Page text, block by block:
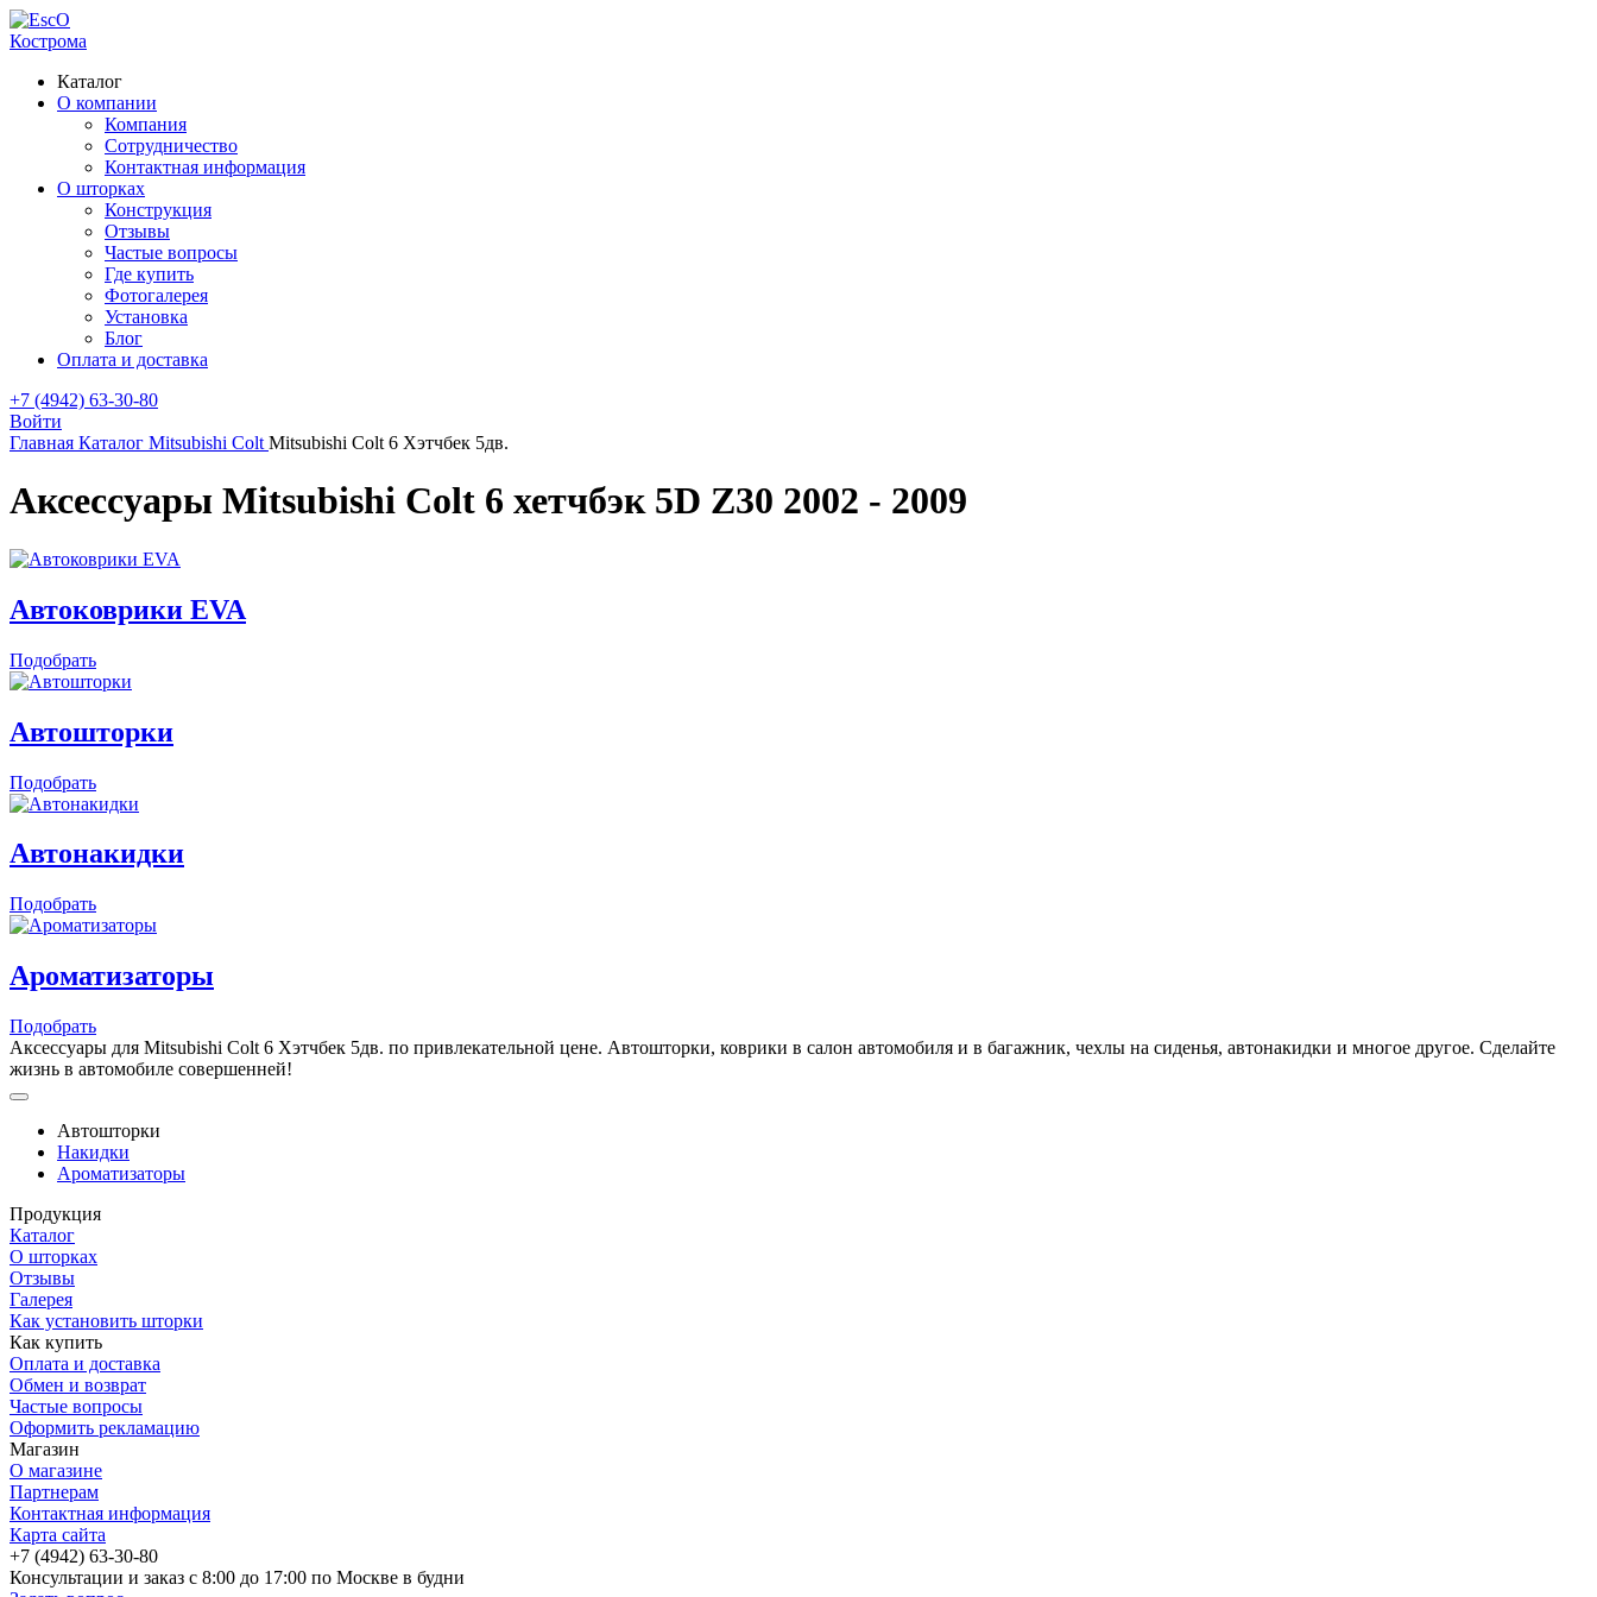
Кострома
Каталог
О компании
Компания
Сотрудничество
Контактная информация
О шторках
Конструкция
Отзывы
Частые вопросы
Где купить
Фотогалерея
Установка
Блог
Оплата и доставка
+7 (4942) 63-30-80
Войти
Главная Каталог Mitsubishi Colt Mitsubishi Colt 6 Хэтчбек 5дв.
Аксессуары Mitsubishi Colt 6 хетчбэк 5D Z30 2002 - 2009
Автоковрики EVA
Подобрать
Автошторки
Подобрать
Автонакидки
Подобрать
Ароматизаторы
Подобрать
Аксессуары для Mitsubishi Colt 6 Хэтчбек 5дв. по привлекательной цене. Автошторки, коврики в салон автомобиля и в багажник, чехлы на сиденья, автонакидки и многое другое. Сделайте
жизнь в автомобиле совершенней!
Автошторки
Накидки
Ароматизаторы
Продукция
Каталог
О шторках
Отзывы
Галерея
Как установить шторки
Как купить
Оплата и доставка
Обмен и возврат
Частые вопросы
Оформить рекламацию
Магазин
О магазине
Партнерам
Контактная информация
Карта сайта
+7 (4942) 63-30-80
Консультации и заказ с 8:00 до 17:00 по Москве в будни